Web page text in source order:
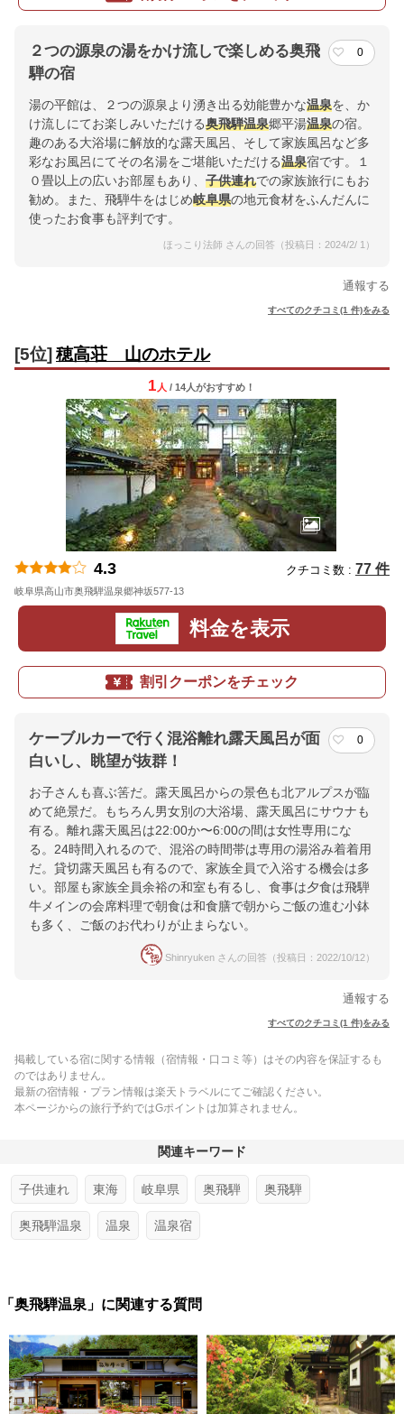
２つの源泉の湯をかけ流しで楽しめる奥飛
騨の宿
0
湯の平館は、２つの源泉より湧き出る効能豊かな温泉を、か
け流しにてお楽しみいただける奥飛騨温泉郷平湯温泉の宿。
趣のある大浴場に解放的な露天風呂、そして家族風呂など多
彩なお風呂にてその名湯をご堪能いただける温泉宿です。１
０畳以上の広いお部屋もあり、 子供連れでの家族旅行にもお
勧め。また、飛騨牛をはじめ岐阜県の地元食材をふんだんに
使ったお食事も評判です。
ほっこり法師 さんの回答（投稿日：2024/2/ 1）
通報する
すべてのクチコミ(1 件)をみる
[5位] 穂高荘 山のホテル
1 人 / 14人がおすすめ！
4.3 クチコミ数 : 77 件
岐阜県高山市奥飛騨温泉郷神坂577-13
料金を表示
割引クーポンをチェック
ケーブルカーで行く混浴離れ露天風呂が面
白いし、眺望が抜群！
0
お子さんも喜ぶ筈だ。露天風呂からの景色も北アルプスが臨
めて絶景だ。もちろん男女別の大浴場、露天風呂にサウナも
有る。離れ露天風呂は22:00か〜6:00の間は女性専用にな
る。24時間入れるので、混浴の時間帯は専用の湯浴み着着用
だ。貸切露天風呂も有るので、家族全員で入浴する機会は多
い。部屋も家族全員余裕の和室も有るし、食事は夕食は飛騨
牛メインの会席料理で朝食は和食膳で朝からご飯の進む小鉢
も多く、ご飯のお代わりが止まらない。
Shinryuken さんの回答（投稿日：2022/10/12）
通報する
すべてのクチコミ(1 件)をみる
掲載している宿に関する情報（宿情報・口コミ等）はその内容を保証するも
のではありません。
最新の宿情報・プラン情報は楽天トラベルにてご確認ください。
本ページからの旅行予約ではGポイントは加算されません。
関連キーワード
子供連れ 東海 岐阜県 奥飛騨 奥飛騨
奥飛騨温泉 温泉 温泉宿
「奥飛騨温泉」に関連する質問